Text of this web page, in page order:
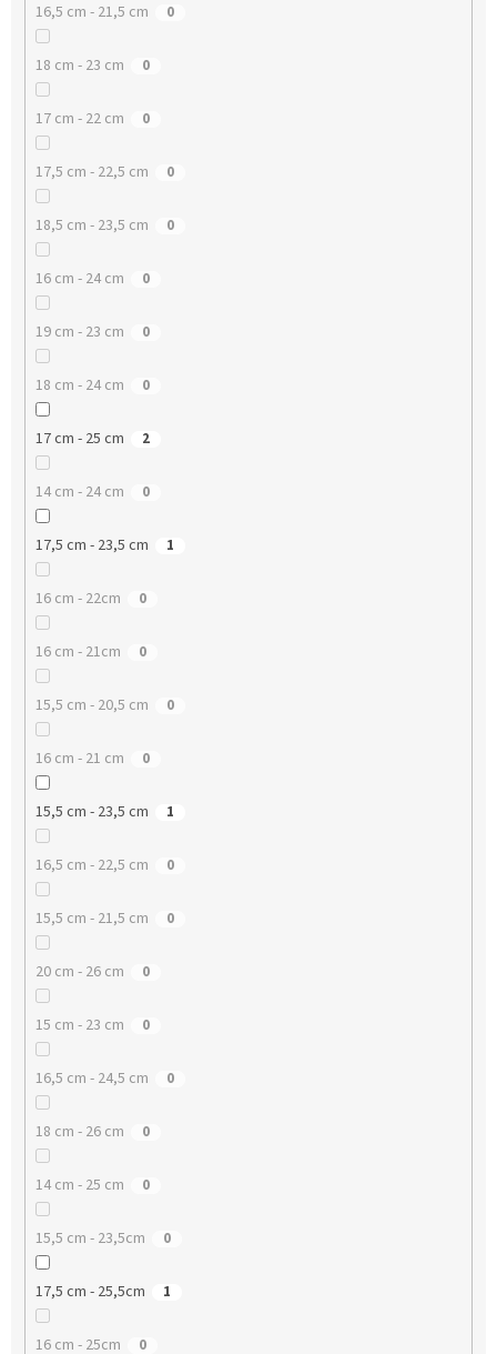
16,5 cm - 21,5 cm 0
18 cm - 23 cm 0
17 cm - 22 cm 0
17,5 cm - 22,5 cm 0
18,5 cm - 23,5 cm 0
16 cm - 24 cm 0
19 cm - 23 cm 0
18 cm - 24 cm 0
17 cm - 25 cm 2
14 cm - 24 cm 0
17,5 cm - 23,5 cm 1
16 cm - 22cm 0
16 cm - 21cm 0
15,5 cm - 20,5 cm 0
16 cm - 21 cm 0
15,5 cm - 23,5 cm 1
16,5 cm - 22,5 cm 0
15,5 cm - 21,5 cm 0
20 cm - 26 cm 0
15 cm - 23 cm 0
16,5 cm - 24,5 cm 0
18 cm - 26 cm 0
14 cm - 25 cm 0
15,5 cm - 23,5cm 0
17,5 cm - 25,5cm 1
16 cm - 25cm 0